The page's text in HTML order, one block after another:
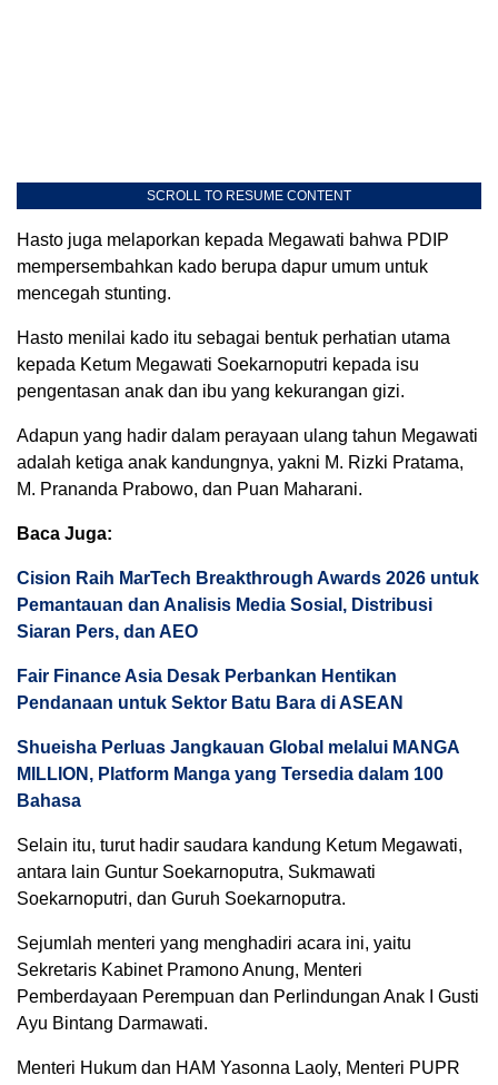
SCROLL TO RESUME CONTENT
Hasto juga melaporkan kepada Megawati bahwa PDIP
mempersembahkan kado berupa dapur umum untuk
mencegah stunting.
Hasto menilai kado itu sebagai bentuk perhatian utama
kepada Ketum Megawati Soekarnoputri kepada isu
pengentasan anak dan ibu yang kekurangan gizi.
Adapun yang hadir dalam perayaan ulang tahun Megawati
adalah ketiga anak kandungnya, yakni M. Rizki Pratama,
M. Prananda Prabowo, dan Puan Maharani.
Baca Juga:
Cision Raih MarTech Breakthrough Awards 2026 untuk
Pemantauan dan Analisis Media Sosial, Distribusi
Siaran Pers, dan AEO
Fair Finance Asia Desak Perbankan Hentikan
Pendanaan untuk Sektor Batu Bara di ASEAN
Shueisha Perluas Jangkauan Global melalui MANGA
MILLION, Platform Manga yang Tersedia dalam 100
Bahasa
Selain itu, turut hadir saudara kandung Ketum Megawati,
antara lain Guntur Soekarnoputra, Sukmawati
Soekarnoputri, dan Guruh Soekarnoputra.
Sejumlah menteri yang menghadiri acara ini, yaitu
Sekretaris Kabinet Pramono Anung, Menteri
Pemberdayaan Perempuan dan Perlindungan Anak I Gusti
Ayu Bintang Darmawati.
Menteri Hukum dan HAM Yasonna Laoly, Menteri PUPR